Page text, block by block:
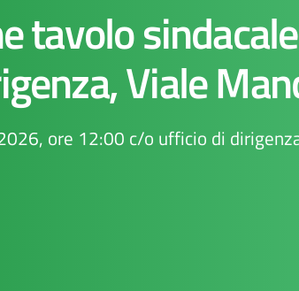
tavolo
Viale
ore 12:00 c/o ufficio di